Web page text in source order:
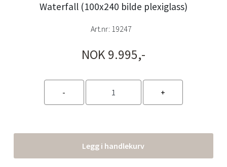
Waterfall (100x240 bilde plexiglass)
Art.nr: 19247
NOK 9.995,-
Legg i handlekurv